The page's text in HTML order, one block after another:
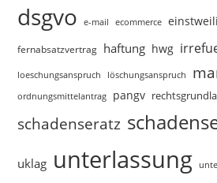
dsgvo e-mail ecommerce
fernabsatzvertrag haftung hwg
loeschungsanspruch löschungsanspruch
ordnungsmittelantrag pangv
schadenseratz
uklag unterlassung